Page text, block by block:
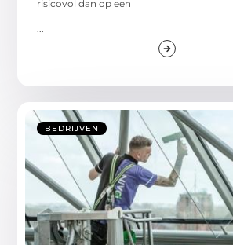
risicovol dan op een
...
BEDRIJVEN